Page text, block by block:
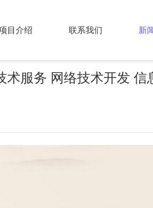
目介绍 联系我们 新
服务 网络技术开发